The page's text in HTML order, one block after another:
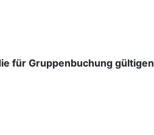
für Gruppenbuchung gültigen